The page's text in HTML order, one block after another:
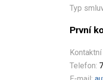
Typ
První
Telefon: